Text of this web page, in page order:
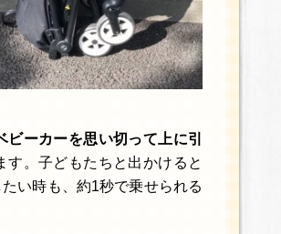
ビーカーを思い切って上に引
す。子どもたちと出かけると
い時も、約1秒で乗せられる